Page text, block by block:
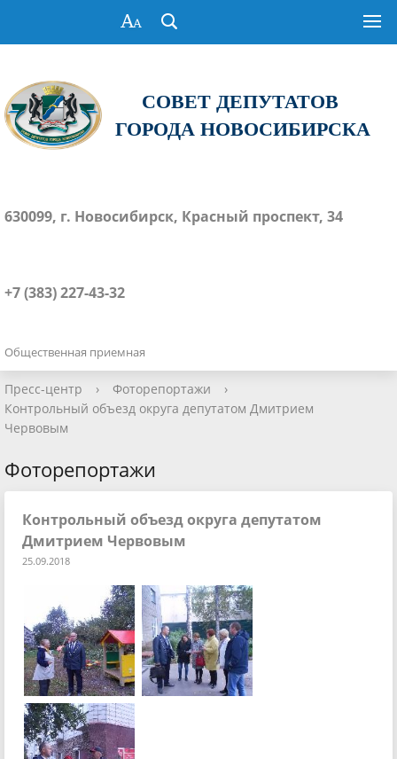
СОВЕТ ДЕПУТАТОВ
ГОРОДА НОВОСИБИРСКА
630099, г. Новосибирск, Красный проспект, 34
+7 (383) 227-43-32
Общественная приемная
Пресс-центр › Фоторепортажи
›
Контрольный объезд округа депутатом Дмитрием
Червовым
Фоторепортажи
Контрольный объезд округа депутатом
Дмитрием Червовым
25.09.2018